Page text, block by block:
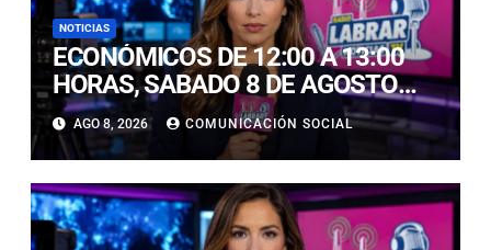
NOTICIAS
ECONÓMICOS DE 12:00 A 13:00
HORAS, SABADO 8 DE AGOSTO
2026
AGO 8, 2026 COMUNICACIÓN SOCIAL